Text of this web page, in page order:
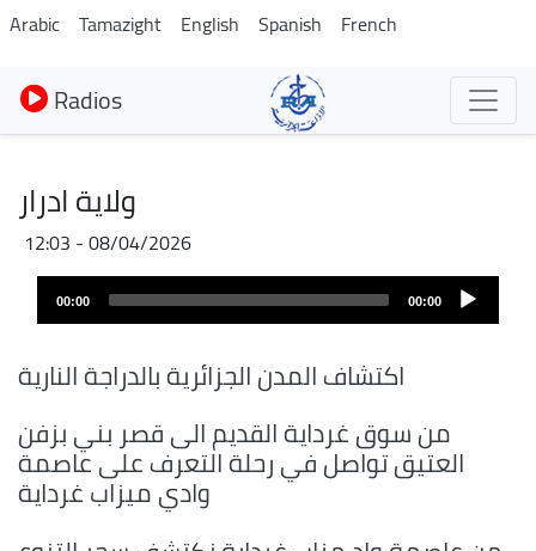
Aller
au
contenu
principal
Arabic Tamazight English Spanish French
Radios
ولاية ادرار
08/04/2026 - 12:03
Fichier
audio
00:00
00:00
اكتشاف المدن الجزائرية بالدراجة النارية
من سوق غرداية القديم الى قصر بني بزفن
العتيق تواصل في رحلة التعرف على عاصمة
وادي ميزاب غرداية